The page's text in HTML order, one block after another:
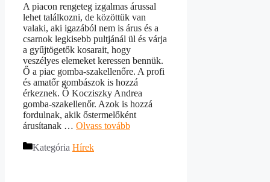
A piacon rengeteg izgalmas árussal
lehet találkozni, de közöttük van
valaki, aki igazából nem is árus és a
csarnok legkisebb pultjánál ül és várja
a gyűjtögetők kosarait, hogy
veszélyes elemeket keressen bennük.
Ő a piac gomba-szakellenőre. A profi
és amatőr gombászok is hozzá
érkeznek. Ő Kocziszky Andrea
gomba-szakellenőr. Azok is hozzá
fordulnak, akik őstermelőként
árusítanak … Olvass tovább
Kategória Hírek